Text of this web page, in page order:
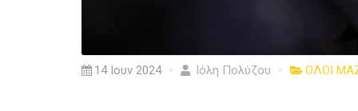
14 Ιουν 2024 Ιόλη Πολύζου ΟΛΟΙ